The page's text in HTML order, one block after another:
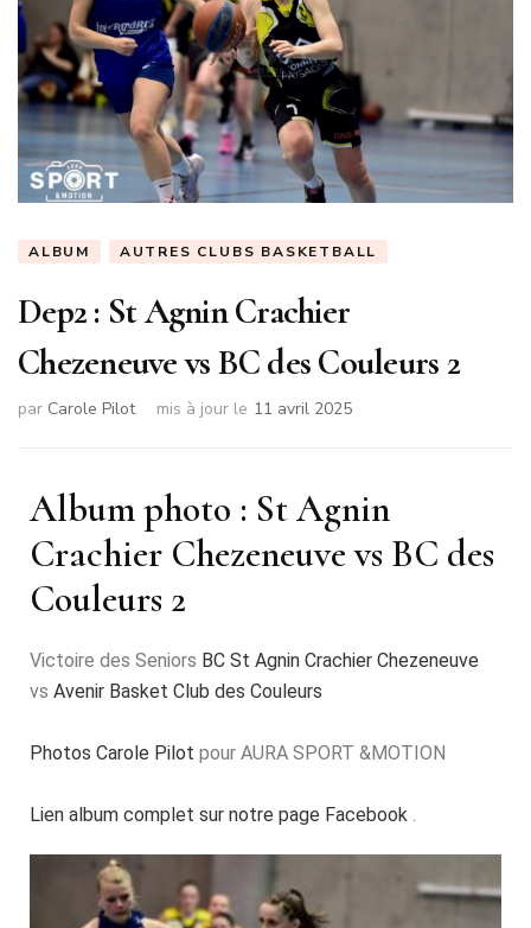
ALBUM AUTRES CLUBS BASKETBALL
Dep2 : St Agnin Crachier
Chezeneuve vs BC des Couleurs 2
par Carole Pilot mis à jour le 11 avril 2025
Album photo : St Agnin
Crachier Chezeneuve vs BC des
Couleurs 2
Victoire des Seniors BC St Agnin Crachier Chezeneuve
vs Avenir Basket Club des Couleurs
Photos Carole Pilot pour AURA SPORT &MOTION
Lien album complet sur notre page Facebook .